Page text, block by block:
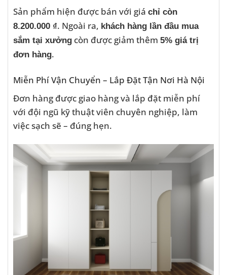
Sản phẩm hiện được bán với giá chỉ còn
8.200.000 ₫. Ngoài ra, khách hàng lần đầu mua
sắm tại xưởng còn được giảm thêm 5% giá trị
đơn hàng.
Miễn Phí Vận Chuyển – Lắp Đặt Tận Nơi Hà Nội
Đơn hàng được giao hàng và lắp đặt miễn phí
với đội ngũ kỹ thuật viên chuyên nghiệp, làm
việc sạch sẽ – đúng hẹn.